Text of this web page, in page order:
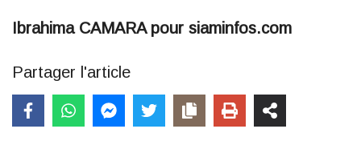
Ibrahima CAMARA pour siaminfos.com
Partager l'article